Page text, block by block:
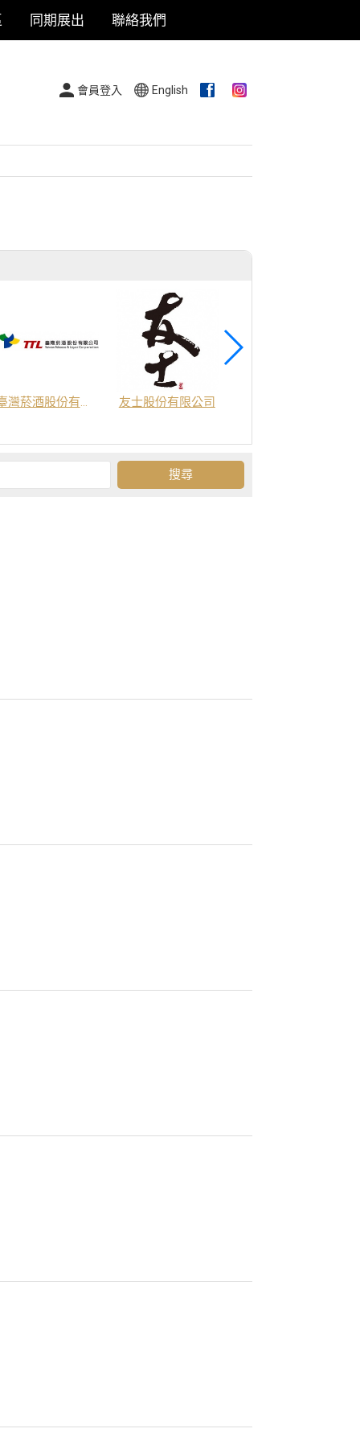
同期展出 聯絡我們
會員登入 English
臺灣菸酒股份有限公司 友士股份有限公司